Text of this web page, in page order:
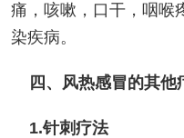
痛，咳嗽，口干，咽喉
染疾病。
四、风热感冒的其他
1.针刺疗法